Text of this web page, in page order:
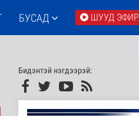
БУСАД ШУУД ЭФИР
Бидэнтэй нэгдээрэй: